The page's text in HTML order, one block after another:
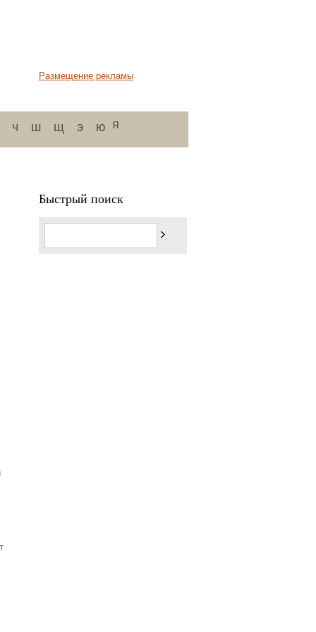
Размещение рекламы
ч ш щ э ю я
Быстрый поиск